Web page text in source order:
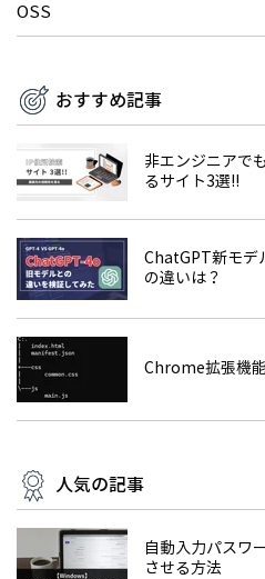
OSS
おすすめ記事
非エンジニアで
るサイト3選!!
ChatGPT新モデ
の違いは？
Chrome拡張機
人気の記事
自動入力パス
させる方法